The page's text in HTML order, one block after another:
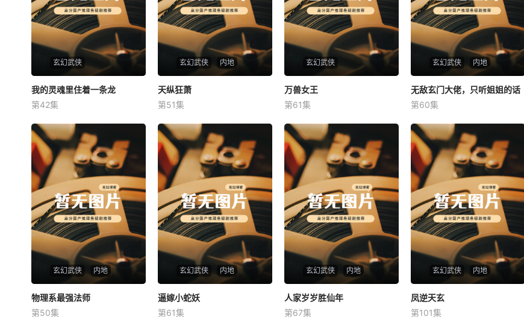
玄幻武侠
我的灵魂里住着一条龙
未知
我的灵魂里住着一条龙
第42集
玄幻武侠 内地
天纵狂萧
未知
天纵狂萧
第51集
玄幻武侠
万兽女王
未知
万兽女王
第61集
玄幻武侠 内地
无敌玄门大佬，只听姐姐的话
未知
无敌玄门大佬，只听姐姐的话
第60集
玄幻武侠 内地
物理系最强法师
未知
物理系最强法师
第50集
玄幻武侠 内地
逼嫁小蛇妖
未知
逼嫁小蛇妖
第61集
玄幻武侠 内地
人家岁岁胜仙年
未知
人家岁岁胜仙年
第67集
玄幻武侠 内地
凤逆天玄
未知
凤逆天玄
第101集